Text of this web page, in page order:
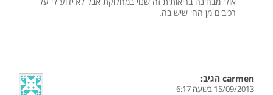
רכיבים מן החי שיש בה.
carmen הגיב:
15/09/2013 בשעה 6:17